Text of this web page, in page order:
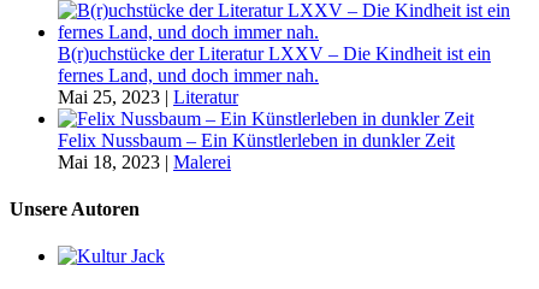
B(r)uchstücke der Literatur LXXV – Die Kindheit ist ein
fernes Land, und doch immer nah.
Mai 25, 2023 | Literatur
Felix Nussbaum – Ein Künstlerleben in dunkler Zeit
Mai 18, 2023 | Malerei
Unsere Autoren